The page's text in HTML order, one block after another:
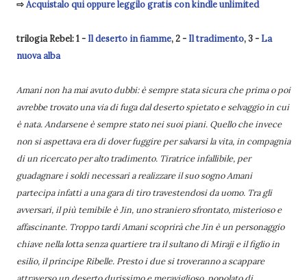
⇨Acquistalo qui oppure leggilo gratis con kindle unlimited
trilogia Rebel: 1 - Il deserto in fiamme, 2 - Il tradimento, 3 - La
nuova alba
Amani non ha mai avuto dubbi: è sempre stata sicura che prima o poi
avrebbe trovato una via di fuga dal deserto spietato e selvaggio in cui
è nata. Andarsene è sempre stato nei suoi piani. Quello che invece
non si aspettava era di dover fuggire per salvarsi la vita, in compagnia
di un ricercato per alto tradimento. Tiratrice infallibile, per
guadagnare i soldi necessari a realizzare il suo sogno Amani
partecipa infatti a una gara di tiro travestendosi da uomo. Tra gli
avversari, il più temibile è Jin, uno straniero sfrontato, misterioso e
affascinante. Troppo tardi Amani scoprirà che Jin è un personaggio
chiave nella lotta senza quartiere tra il sultano di Miraji e il figlio in
esilio, il principe Ribelle. Presto i due si troveranno a scappare